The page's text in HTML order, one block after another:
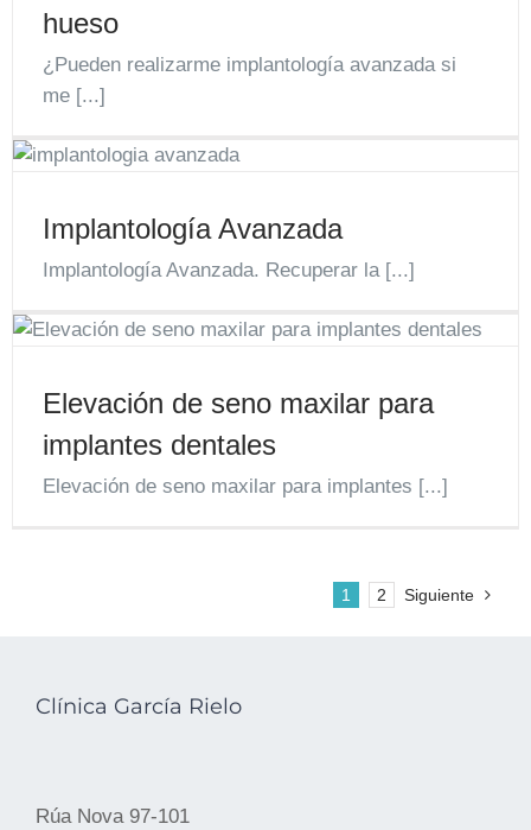
hueso
¿Pueden realizarme implantología avanzada si
me [...]
Implantología Avanzada
Implantología Avanzada. Recuperar la [...]
Elevación de seno maxilar para
implantes dentales
Elevación de seno maxilar para implantes [...]
1 2 Siguiente
Clínica García Rielo
Rúa Nova 97-101